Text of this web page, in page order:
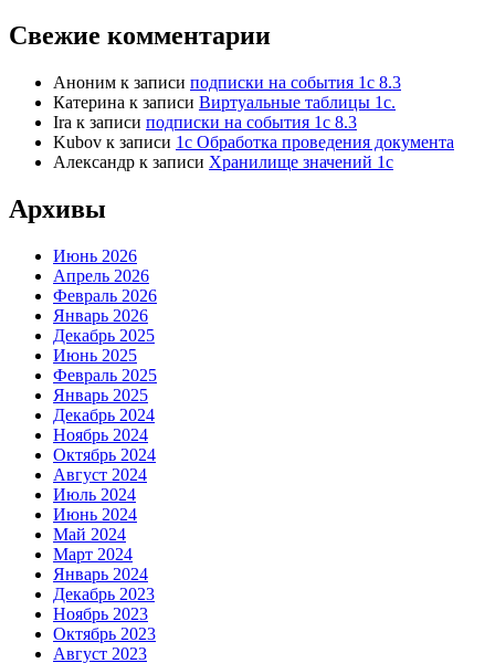
Свежие комментарии
Аноним к записи подписки на события 1с 8.3
Катерина к записи Виртуальные таблицы 1с.
Ira к записи подписки на события 1с 8.3
Kubov к записи 1с Обработка проведения документа
Александр к записи Хранилище значений 1с
Архивы
Июнь 2026
Апрель 2026
Февраль 2026
Январь 2026
Декабрь 2025
Июнь 2025
Февраль 2025
Январь 2025
Декабрь 2024
Ноябрь 2024
Октябрь 2024
Август 2024
Июль 2024
Июнь 2024
Май 2024
Март 2024
Январь 2024
Декабрь 2023
Ноябрь 2023
Октябрь 2023
Август 2023